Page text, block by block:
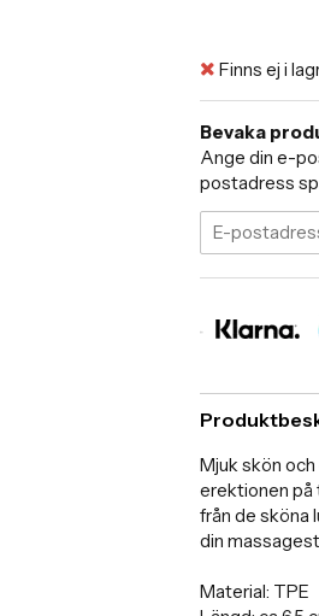
Finns ej i
Bevaka
Ange din e-
postadress
Mjuk skön
erektionen på
från de sköna
din
Material: TPE